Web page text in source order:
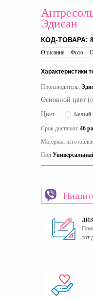
Эдисан
КОД-ТОВАРА:
Описание Фото
Характеристики
Производитель:
Основной цвет
Цвет :
Белый
Срок доставки: 46
Материал
Пол
тот